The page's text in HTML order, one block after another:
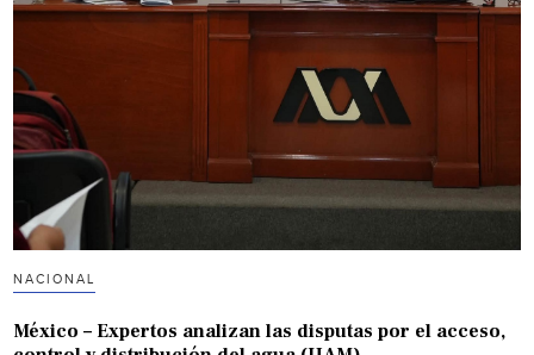
NACIONAL
México – Expertos analizan las disputas por el acceso,